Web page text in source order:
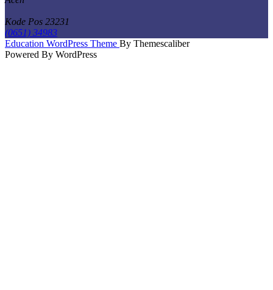
Kode Pos 23231
(0651) 34983
Scroll
Up
Education WordPress Theme By Themescaliber
Powered By WordPress